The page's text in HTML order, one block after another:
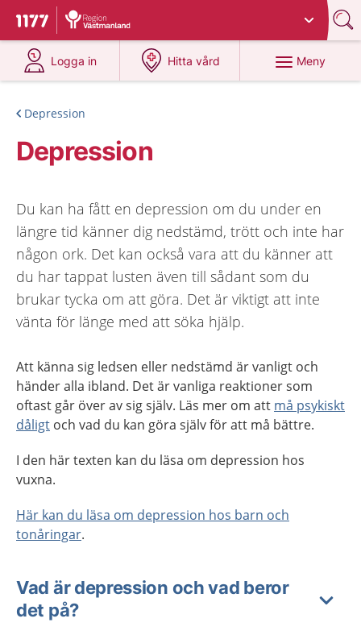
Till startsidan för 1177
Du har valt region
Logga in
på 1177.se
Hitta vård
på 1177.se
Meny
Depression
Depression
Du kan ha fått en depression om du under en
längre tid känner dig nedstämd, trött och inte har
någon ork. Det kan också vara att du känner att
du har tappat lusten även till sådant som du
brukar tycka om att göra. Det är viktigt att inte
vänta för länge med att söka hjälp.
Att känna sig ledsen eller nedstämd är vanligt och
händer alla ibland. Det är vanliga reaktioner som
oftast går över av sig själv. Läs mer om att må psykiskt
dåligt och vad du kan göra själv för att må bättre.
I den här texten kan du läsa om depression hos
vuxna.
Här kan du läsa om depression hos barn och
tonåringar.
Vad är depression och vad beror
det på?